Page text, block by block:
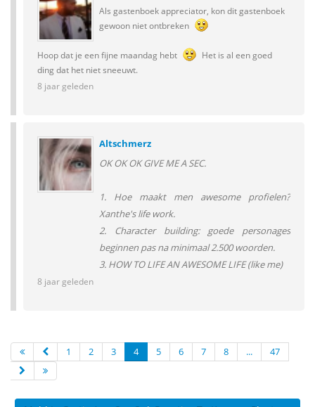
Als gastenboek appreciator, kon dit gastenboek
gewoon niet ontbreken
Hoop dat je een fijne maandag hebt
Het is al een goed
ding dat het niet sneeuwt.
8 jaar geleden
Altschmerz
OK OK OK GIVE ME A SEC.
1. Hoe maakt men awesome profielen?
Xanthe's life work.
2. Character building: goede personages
beginnen pas na minimaal 2.500 woorden.
3. HOW TO LIFE AN AWESOME LIFE (like me)
8 jaar geleden
1 2 3 4 5 6 7 8 ... 47